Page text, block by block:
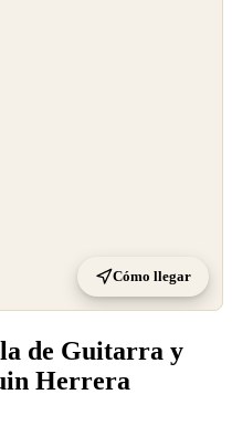
Cómo llegar
de Guitarra y
Herrera